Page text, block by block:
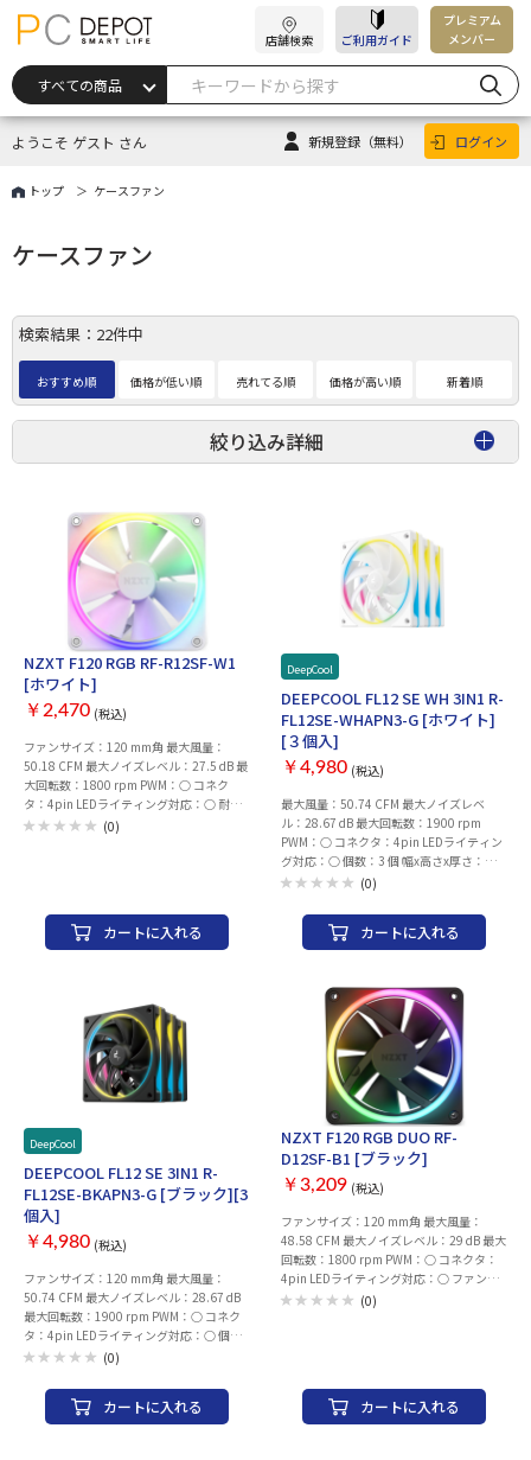
店舗検索 ご利用ガイド
プレミアム
メンバー
ようこそ ゲスト さん 新規登録 （無料） ログイン
トップ ケースファン
ケースファン
絞り込み詳細
検索結果：22件中
おすすめ順 価格が低い順 売れてる順 価格が高い順 新着順
NZXT F120 RGB RF-R12SF-W1
[ホワイト]
￥2,470 (税込)
ファンサイズ：120 mm角 最大風量：
50.18 CFM 最大ノイズレベル：27.5 dB 最
大回転数：1800 rpm PWM：○ コネク
タ：4pin LEDライティング対応：○ 耐久
性：6万時間 個数：1 個 幅x高さx厚さ：
(0)
カートに入れる
DeepCool
DEEPCOOL FL12 SE WH 3IN1 R-
FL12SE-WHAPN3-G [ホワイト]
[３個入]
￥4,980 (税込)
最大風量：50.74 CFM 最大ノイズレベ
ル：28.67 dB 最大回転数：1900 rpm
PWM：○ コネクタ：4pin LEDライティン
グ対応：○ 個数：3 個 幅x高さx厚さ：
120x120x25 mm(0)
カートに入れる
DeepCool
DEEPCOOL FL12 SE 3IN1 R-
FL12SE-BKAPN3-G [ブラック][3
個入]
￥4,980 (税込)
ファンサイズ：120 mm角 最大風量：
50.74 CFM 最大ノイズレベル：28.67 dB
最大回転数：1900 rpm PWM：○ コネク
タ：4pin LEDライティング対応：○ 個
数：3 個 幅x高さx厚さ：120x120x25 mm
(0)
カートに入れる
NZXT F120 RGB DUO RF-
D12SF-B1 [ブラック]
￥3,209 (税込)
ファンサイズ：120 mm角 最大風量：
48.58 CFM 最大ノイズレベル：29 dB 最大
回転数：1800 rpm PWM：○ コネクタ：
4pin LEDライティング対応：○ ファンブ
レード取り外し可： 耐久性：ファン寿
(0)
カートに入れる